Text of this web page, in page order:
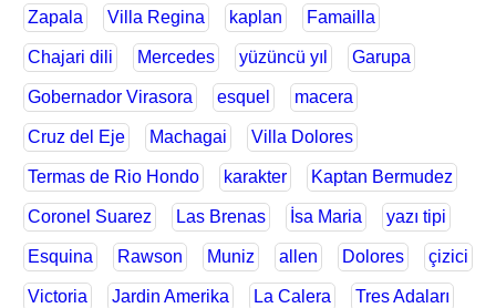
Zapala Villa Regina kaplan Famailla
Chajari dili Mercedes yüzüncü yıl Garupa
Gobernador Virasora esquel macera
Cruz del Eje Machagai Villa Dolores
Termas de Rio Hondo karakter Kaptan Bermudez
Coronel Suarez Las Brenas İsa Maria yazı tipi
Esquina Rawson Muniz allen Dolores çizici
Victoria Jardin Amerika La Calera Tres Adaları